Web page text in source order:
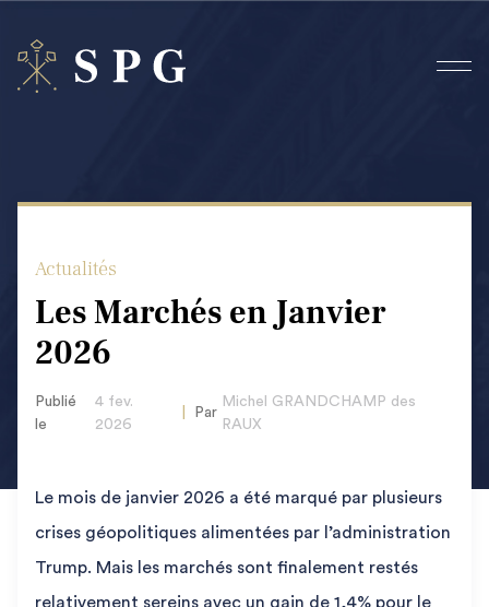
Actualités
Les Marchés en Janvier
2026
Publié
le
4 fev.
2026
Par
Michel GRANDCHAMP des
RAUX
Le mois de janvier 2026 a été marqué par plusieurs
crises géopolitiques alimentées par l’administration
Trump. Mais les marchés sont finalement restés
relativement sereins avec un gain de 1,4% pour le